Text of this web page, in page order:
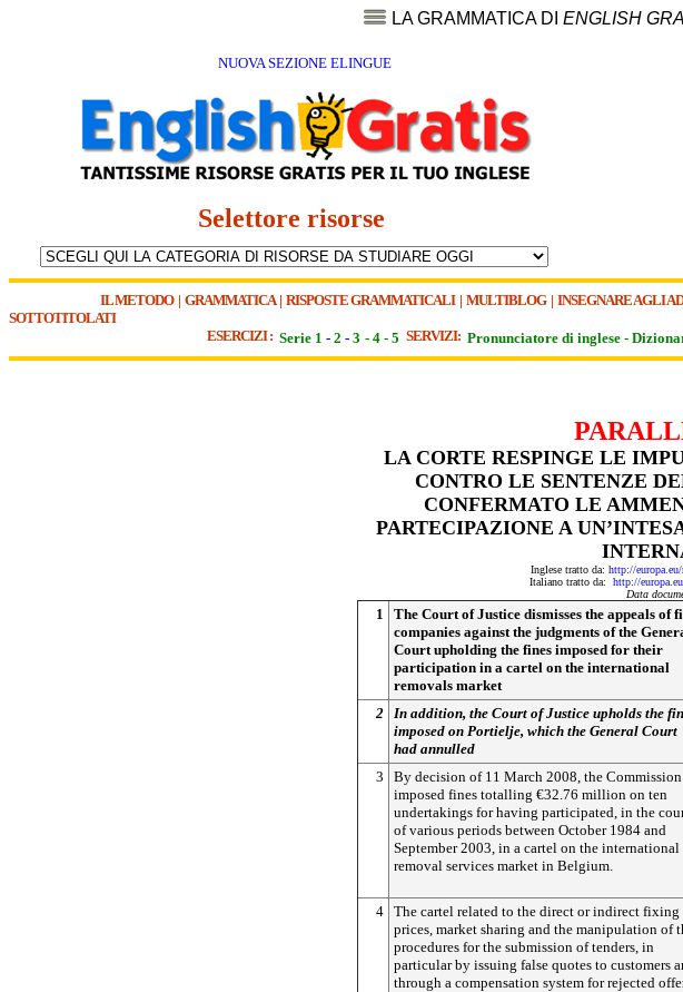
LA GRAMMATICA DI ENGLISH
NUOVA SEZIONE ELINGUE
Selettore risorse
IL METODO| GRAMMATICA| RISPOSTE GRAMMATICALI| MULTIBLOG| INSEGNARE AGLI
SOTTOTITOLATI
ESERCIZI : Serie 1 - 2 - 3 - 4 - 5 SERVIZI: Pronunciatore di inglese -
LA CORTE RESPINGE LE
CONTRO LE SENTENZE
CONFERMATO LE
PARTECIPAZIONE A
Inglese tratto da: http://europa.eu/
Italiano tratto da: http://
Data
1
The Court of Justice dismisses the appeals of
companies against the judgments of the
Court upholding the fines imposed for their
participation in a cartel on the international
removals market
2 In addition, the Court of Justice upholds the
imposed on Portielje, which the General Court
had annulled
3
By decision of 11 March 2008, the Commission
imposed fines totalling €32.76 million on ten
undertakings for having participated, in the
of various periods between October 1984 and
September 2003, in a cartel on the international
removal services market in Belgium.
4 The cartel related to the direct or indirect fixing
prices, market sharing and the manipulation of
procedures for the submission of tenders, in
particular by issuing false quotes to customers
through a compensation system for rejected